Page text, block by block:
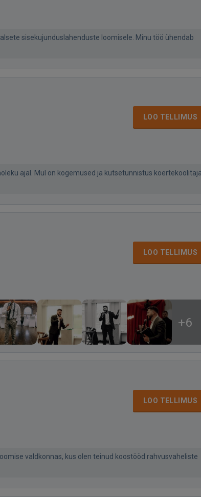
sisekujunduslahenduste loomisele. Minu töö ühendab
LOO TELLIMUS
ajal. Mul on kogemused ja kutsetunnistus
LOO TELLIMUS
+6
LOO TELLIMUS
valdkonnas, kus olen teinud koostööd rahvusvaheliste